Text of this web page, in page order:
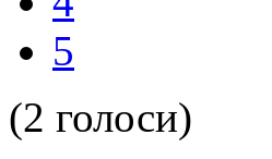
5
(2 голоси)